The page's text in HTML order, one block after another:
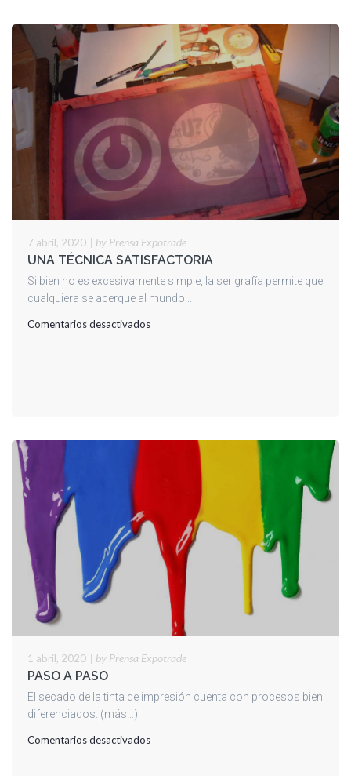
7 abril, 2020 | by Prensa Expotrade
UNA TÉCNICA SATISFACTORIA
Si bien no es excesivamente simple, la serigrafía permite que
cualquiera se acerque al mundo...
Comentarios desactivadosen
1 abril, 2020 | by Prensa Expotrade
PASO A PASO
El secado de la tinta de impresión cuenta con procesos bien
diferenciados. (más…)
Comentarios desactivadosen